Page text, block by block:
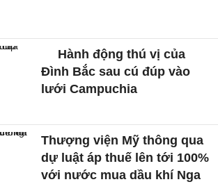
Hành động thú vị của
Đình Bắc sau cú đúp vào
lưới Campuchia
Thượng viện Mỹ thông qua
dự luật áp thuế lên tới 100%
với nước mua dầu khí Nga